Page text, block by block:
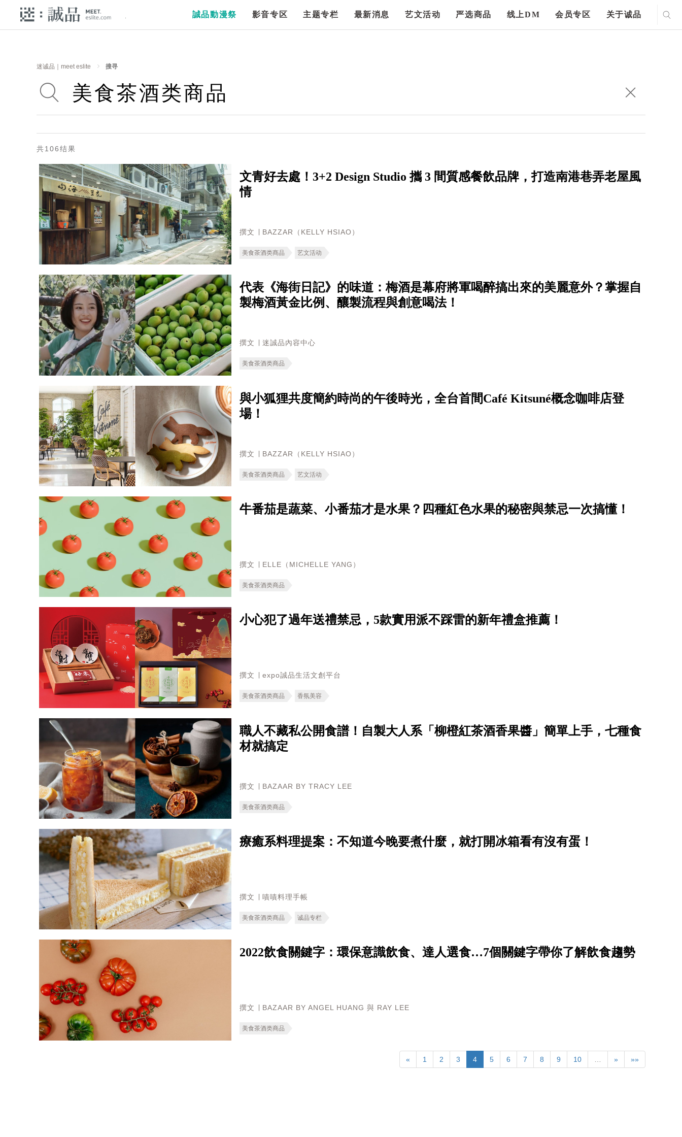
誠品動漫祭 影音专区 主题专栏 最新消息 艺文活动 严选商品 线上DM 会员专区 关于诚品
迷诚品｜meet eslite 搜寻
共106结果
文青好去處！3+2 Design Studio 攜 3 間質感餐飲品牌，打造南港巷弄老屋風
情
撰文 ∣ BAZZAR（KELLY HSIAO）
美食茶酒类商品 艺文活动
代表《海街日記》的味道：梅酒是幕府將軍喝醉搞出來的美麗意外？掌握自
製梅酒黃金比例、釀製流程與創意喝法！
撰文 ∣ 迷誠品內容中心
美食茶酒类商品
與小狐狸共度簡約時尚的午後時光，全台首間Café Kitsuné概念咖啡店登
場！
撰文 ∣ BAZZAR（KELLY HSIAO）
美食茶酒类商品 艺文活动
牛番茄是蔬菜、小番茄才是水果？四種紅色水果的秘密與禁忌一次搞懂！
撰文 ∣ ELLE（MICHELLE YANG）
美食茶酒类商品
小心犯了過年送禮禁忌，5款實用派不踩雷的新年禮盒推薦！
撰文 ∣ expo誠品生活文創平台
美食茶酒类商品 香氛美容
職人不藏私公開食譜！自製大人系「柳橙紅茶酒香果醬」簡單上手，七種食
材就搞定
撰文 ∣ BAZAAR BY TRACY LEE
美食茶酒类商品
療癒系料理提案：不知道今晚要煮什麼，就打開冰箱看有沒有蛋！
撰文 ∣ 嘖嘖料理手帳
美食茶酒类商品 诚品专栏
2022飲食關鍵字：環保意識飲食、達人選食…7個關鍵字帶你了解飲食趨勢
撰文 ∣ BAZAAR BY ANGEL HUANG 與 RAY LEE
美食茶酒类商品
« 1 2 3 4 5 6 7 8 9 10 » »»